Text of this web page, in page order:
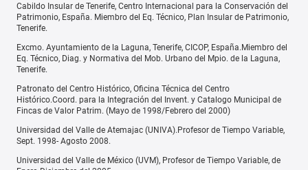
Cabildo Insular de Tenerife, Centro Internacional para la Conservación del
Patrimonio, España. Miembro del Eq. Técnico, Plan Insular de Patrimonio,
Tenerife.
Excmo. Ayuntamiento de la Laguna, Tenerife, CICOP, España.Miembro del
Eq. Técnico, Diag. y Normativa del Mob. Urbano del Mpio. de la Laguna,
Tenerife.
Patronato del Centro Histórico, Oficina Técnica del Centro
Histórico.Coord. para la Integración del Invent. y Catalogo Municipal de
Fincas de Valor Patrim. (Mayo de 1998/Febrero del 2000)
Universidad del Valle de Atemajac (UNIVA).Profesor de Tiempo Variable,
Sept. 1998- Agosto 2008.
Universidad del Valle de México (UVM), Profesor de Tiempo Variable, de